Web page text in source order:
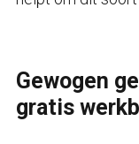
Gewogen
gratis